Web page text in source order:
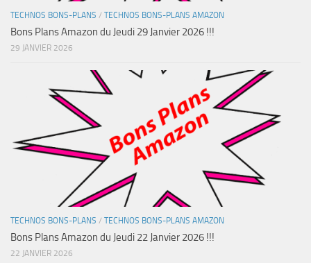
TECHNOS BONS-PLANS / TECHNOS BONS-PLANS AMAZON
Bons Plans Amazon du Jeudi 29 Janvier 2026 !!!
29 JANVIER 2026
TECHNOS BONS-PLANS / TECHNOS BONS-PLANS AMAZON
Bons Plans Amazon du Jeudi 22 Janvier 2026 !!!
22 JANVIER 2026